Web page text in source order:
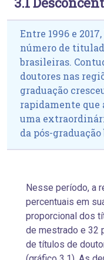
Entre 1996 e
número de
brasileiras.
doutores nas
graduação
rapidamente que
uma
da pós-
Nesse período, a
percentuais em
proporcional dos
de mestrado e 32
de títulos de